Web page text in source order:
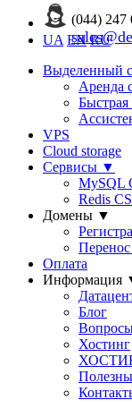
(044) 247
UA EN RU
Выделенный
Аренда
Быстрая
VPS
Cloud storage
Сервисы ▼
MySQL
Redis CS
Домены ▼
Оплата
Информация
Блог
Хостинг